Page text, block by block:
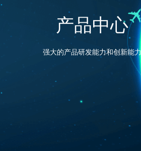
产品中心
强大的产品研发能力和创新能力